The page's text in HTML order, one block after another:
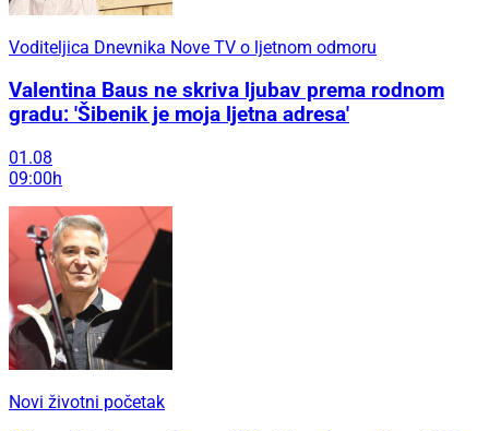
Voditeljica Dnevnika Nove TV o ljetnom odmoru
Valentina Baus ne skriva ljubav prema rodnom
gradu: 'Šibenik je moja ljetna adresa'
01.08
09:00h
Novi životni početak